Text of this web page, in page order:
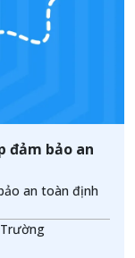
đảm bảo an
an toàn định
Trường